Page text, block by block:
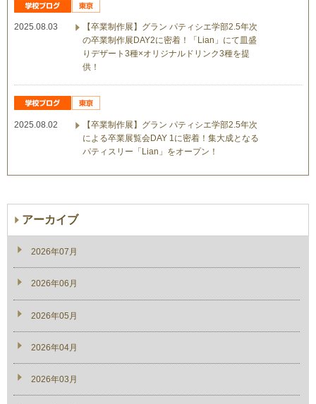
2025.08.03
【卒業制作展】グラン パティシエ学部2.5年次
の卒業制作展DAY2に密着！「Lian」にて皿盛
りデザート3種×オリジナルドリンク3種を提
供！
2025.08.02
【卒業制作展】グラン パティシエ学部2.5年次
による卒業展覧会DAY 1に密着！集大成となる
パティスリー「Lian」をオープン！
アーカイブ
2026年07月
2026年06月
2026年05月
2026年04月
2026年03月